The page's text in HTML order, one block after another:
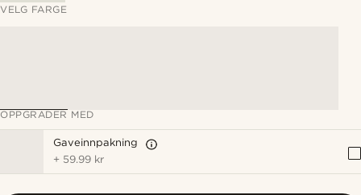
VELG FARGE
OPPGRADER MED
Gaveinnpakning
+ 59.99 kr